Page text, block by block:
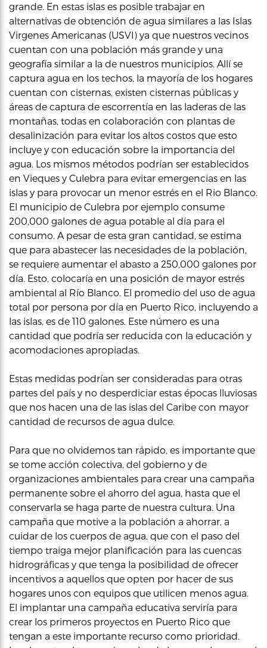
grande. En estas islas es posible trabajar en
alternativas de obtención de agua similares a las Islas
Virgenes Americanas (USVI) ya que nuestros vecinos
cuentan con una población más grande y una
geografía similar a la de nuestros municipios. Allí se
captura agua en los techos, la mayoría de los hogares
cuentan con cisternas, existen cisternas públicas y
áreas de captura de escorrentía en las laderas de las
montañas, todas en colaboración con plantas de
desalinización para evitar los altos costos que esto
incluye y con educación sobre la importancia del
agua. Los mismos métodos podrían ser establecidos
en Vieques y Culebra para evitar emergencias en las
islas y para provocar un menor estrés en el Rio Blanco.
El municipio de Culebra por ejemplo consume
200,000 galones de agua potable al día para el
consumo. A pesar de esta gran cantidad, se estima
que para abastecer las necesidades de la población,
se requiere aumentar el abasto a 250,000 galones por
día. Esto, colocaría en una posición de mayor estrés
ambiental al Río Blanco. El promedio del uso de agua
total por persona por día en Puerto Rico, incluyendo a
las islas, es de 110 galones. Este número es una
cantidad que podría ser reducida con la educación y
acomodaciones apropiadas.
Estas medidas podrían ser consideradas para otras
partes del país y no desperdiciar estas épocas lluviosas
que nos hacen una de las islas del Caribe con mayor
cantidad de recursos de agua dulce.
Para que no olvidemos tan rápido, es importante que
se tome acción colectiva, del gobierno y de
organizaciones ambientales para crear una campaña
permanente sobre el ahorro del agua, hasta que el
conservarla se haga parte de nuestra cultura. Una
campaña que motive a la población a ahorrar, a
cuidar de los cuerpos de agua, que con el paso del
tiempo traiga mejor planificación para las cuencas
hidrográficas y que tenga la posibilidad de ofrecer
incentivos a aquellos que opten por hacer de sus
hogares unos con equipos que utilicen menos agua.
El implantar una campaña educativa serviría para
crear los primeros proyectos en Puerto Rico que
tengan a este importante recurso como prioridad.